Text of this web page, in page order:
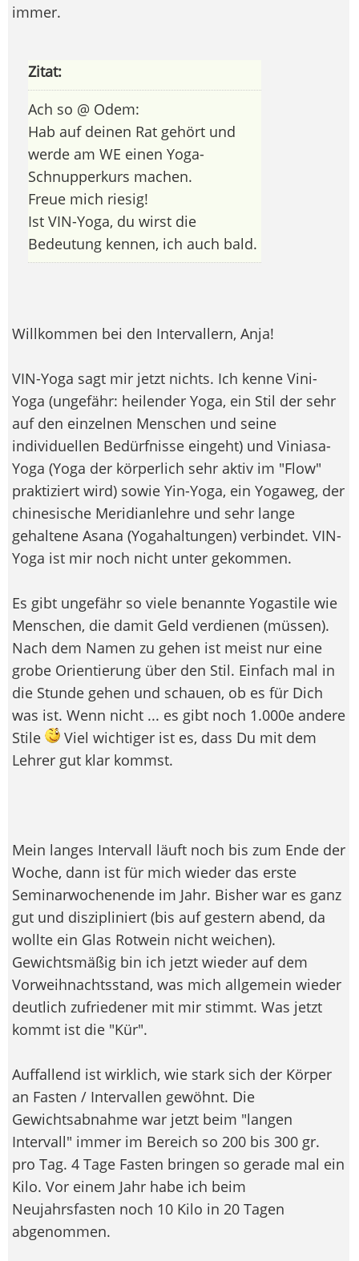
immer.
Zitat:
Ach so @ Odem:
Hab auf deinen Rat gehört und
werde am WE einen Yoga-
Schnupperkurs machen.
Freue mich riesig!
Ist VIN-Yoga, du wirst die
Bedeutung kennen, ich auch bald.
Willkommen bei den Intervallern, Anja!
VIN-Yoga sagt mir jetzt nichts. Ich kenne Vini-
Yoga (ungefähr: heilender Yoga, ein Stil der sehr
auf den einzelnen Menschen und seine
individuellen Bedürfnisse eingeht) und Viniasa-
Yoga (Yoga der körperlich sehr aktiv im "Flow"
praktiziert wird) sowie Yin-Yoga, ein Yogaweg, der
chinesische Meridianlehre und sehr lange
gehaltene Asana (Yogahaltungen) verbindet. VIN-
Yoga ist mir noch nicht unter gekommen.
Es gibt ungefähr so viele benannte Yogastile wie
Menschen, die damit Geld verdienen (müssen).
Nach dem Namen zu gehen ist meist nur eine
grobe Orientierung über den Stil. Einfach mal in
die Stunde gehen und schauen, ob es für Dich
was ist. Wenn nicht ... es gibt noch 1.000e andere
Stile
Viel wichtiger ist es, dass Du mit dem
Lehrer gut klar kommst.
Mein langes Intervall läuft noch bis zum Ende der
Woche, dann ist für mich wieder das erste
Seminarwochenende im Jahr. Bisher war es ganz
gut und diszipliniert (bis auf gestern abend, da
wollte ein Glas Rotwein nicht weichen).
Gewichtsmäßig bin ich jetzt wieder auf dem
Vorweihnachtsstand, was mich allgemein wieder
deutlich zufriedener mit mir stimmt. Was jetzt
kommt ist die "Kür".
Auffallend ist wirklich, wie stark sich der Körper
an Fasten / Intervallen gewöhnt. Die
Gewichtsabnahme war jetzt beim "langen
Intervall" immer im Bereich so 200 bis 300 gr.
pro Tag. 4 Tage Fasten bringen so gerade mal ein
Kilo. Vor einem Jahr habe ich beim
Neujahrsfasten noch 10 Kilo in 20 Tagen
abgenommen.